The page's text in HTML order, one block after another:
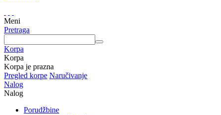
Meni
Pretraga
Korpa
Korpa
Korpa je prazna
Pregled korpe Naručivanje
Nalog
Nalog
Porudžbine